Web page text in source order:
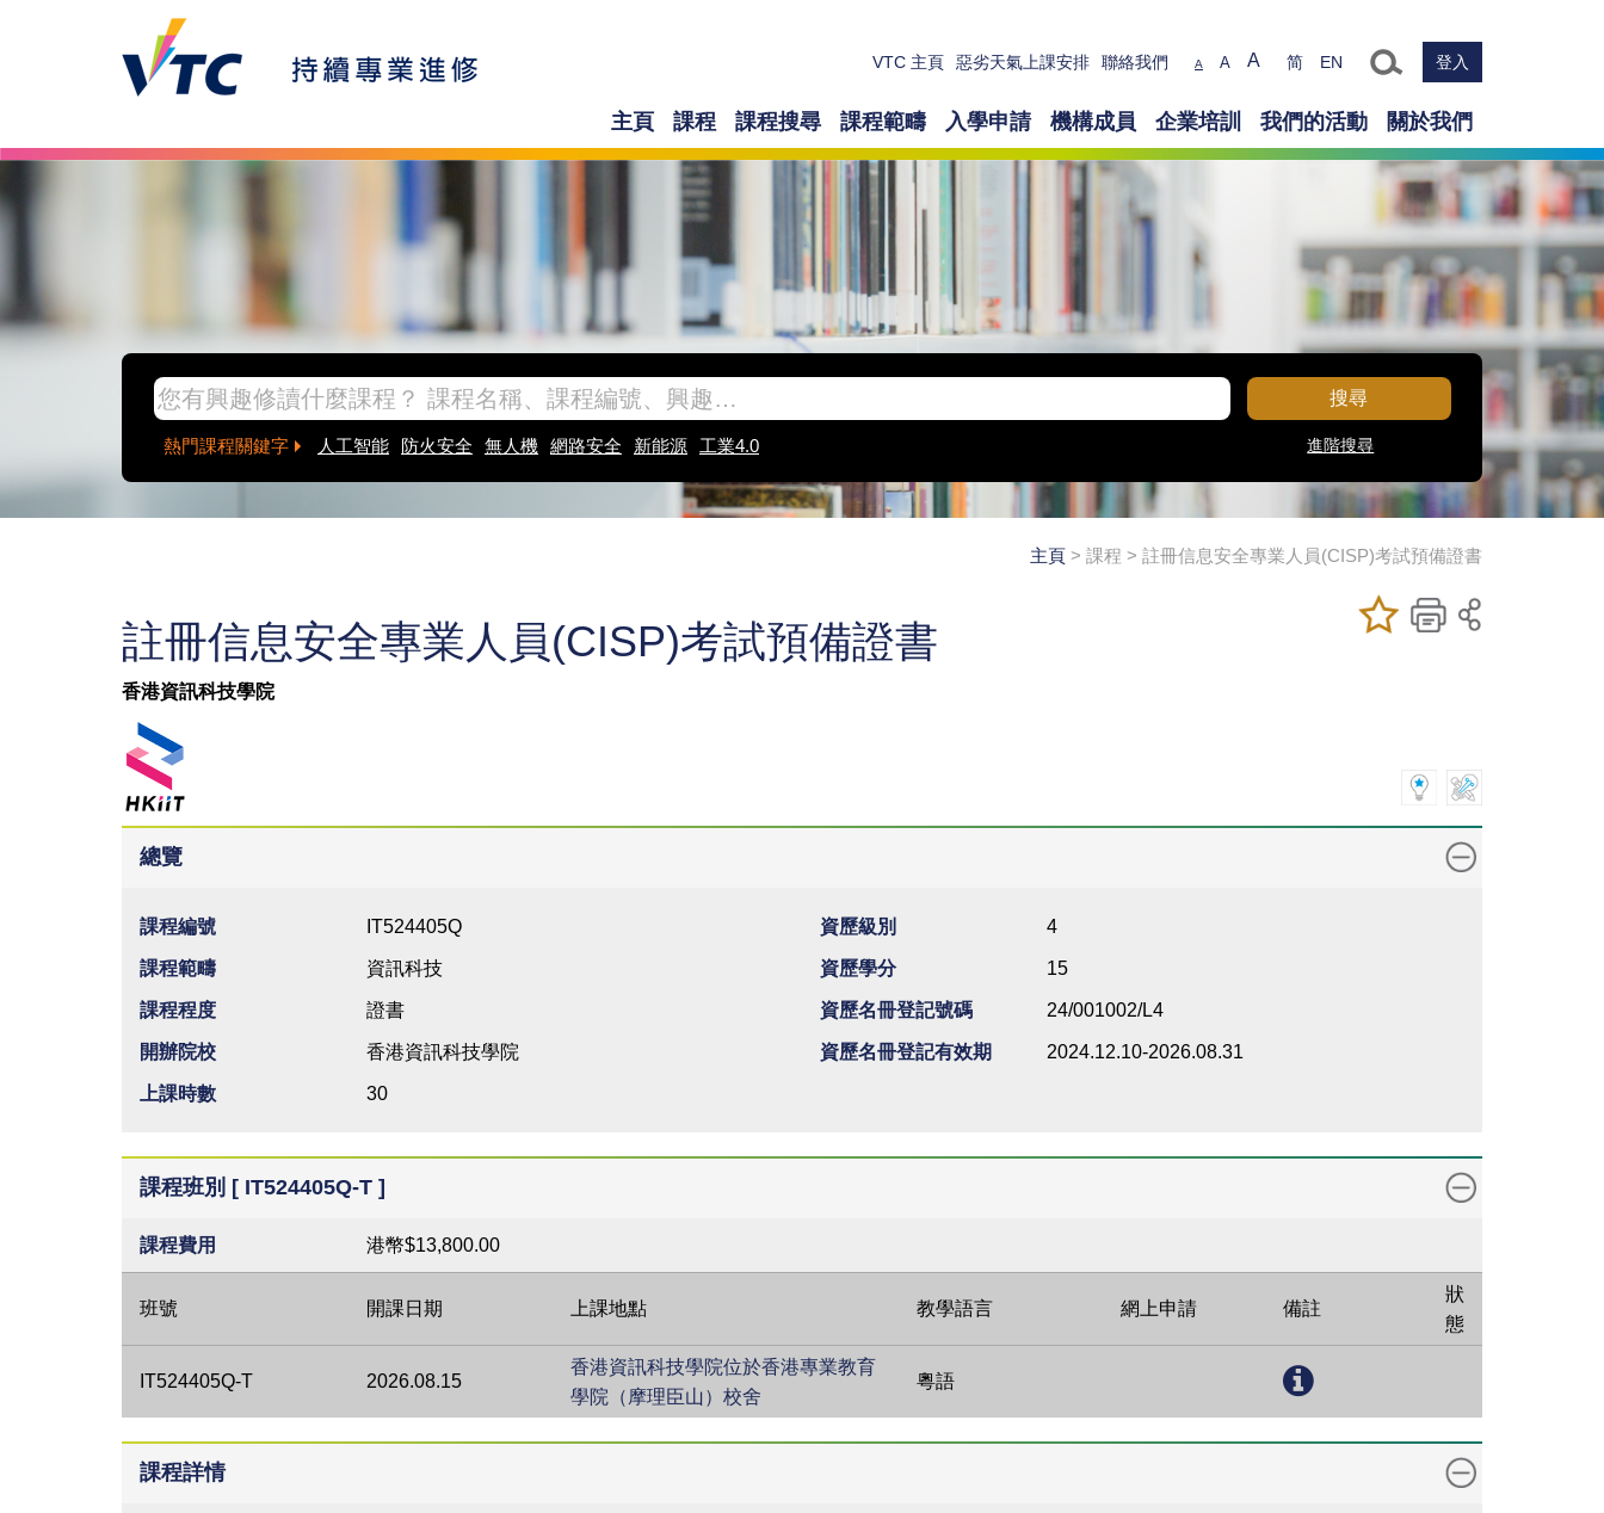
Skip to main content
VTC 主頁 惡劣天氣上課安排 聯絡我們
Text size
A A A 简 EN 登入
主頁 課程 課程搜尋 課程範疇 入學申請 機構成員 企業培訓 我們的活動 關於我們
搜尋
熱門課程關鍵字 人工智能 防火安全 無人機 網路安全 新能源 工業4.0 進階搜尋
主頁 > 課程 > 註冊信息安全專業人員(CISP)考試預備證書
加入/移除我喜
愛的課程
儲存課程
列印
註冊信息安全專業人員(CISP)考試預備證書
香港資訊科技學院
總覽
課程編號 IT524405Q
課程範疇 資訊科技
課程程度 證書
開辦院校 香港資訊科技學院
上課時數 30
資歷級別 4
資歷學分 15
資歷名冊登記號碼 24/001002/L4
資歷名冊登記有效期 2024.12.10-2026.08.31
課程班別 [ IT524405Q-T ]
課程費用 港幣$13,800.00
班號 開課日期 上課地點 教學語言 網上申請 備註
狀
態
IT524405Q-T 2026.08.15
香港資訊科技學院位於香港專業教育
學院（摩理臣山）校舍
粵語
課程詳情